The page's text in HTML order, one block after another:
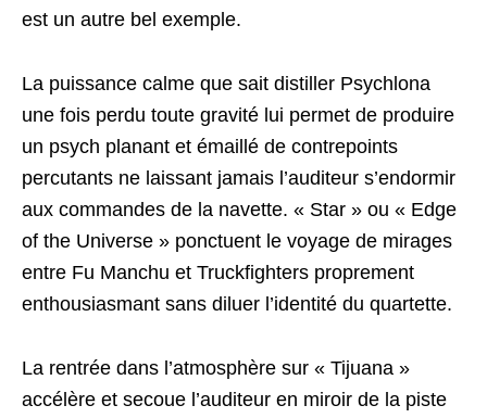
est un autre bel exemple.
La puissance calme que sait distiller Psychlona
une fois perdu toute gravité lui permet de produire
un psych planant et émaillé de contrepoints
percutants ne laissant jamais l’auditeur s’endormir
aux commandes de la navette. « Star » ou « Edge
of the Universe » ponctuent le voyage de mirages
entre Fu Manchu et Truckfighters proprement
enthousiasmant sans diluer l’identité du quartette.
La rentrée dans l’atmosphère sur « Tijuana »
accélère et secoue l’auditeur en miroir de la piste